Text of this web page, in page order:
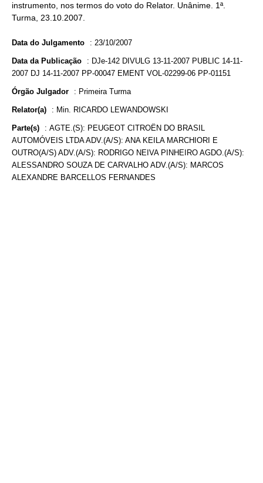
instrumento, nos termos do voto do Relator. Unânime. 1ª.
Turma, 23.10.2007.
Data do Julgamento : 23/10/2007
Data da Publicação : DJe-142 DIVULG 13-11-2007 PUBLIC 14-11-
2007 DJ 14-11-2007 PP-00047 EMENT VOL-02299-06 PP-01151
Órgão Julgador : Primeira Turma
Relator(a) : Min. RICARDO LEWANDOWSKI
Parte(s) : AGTE.(S): PEUGEOT CITROËN DO BRASIL
AUTOMÓVEIS LTDA ADV.(A/S): ANA KEILA MARCHIORI E
OUTRO(A/S) ADV.(A/S): RODRIGO NEIVA PINHEIRO AGDO.(A/S):
ALESSANDRO SOUZA DE CARVALHO ADV.(A/S): MARCOS
ALEXANDRE BARCELLOS FERNANDES